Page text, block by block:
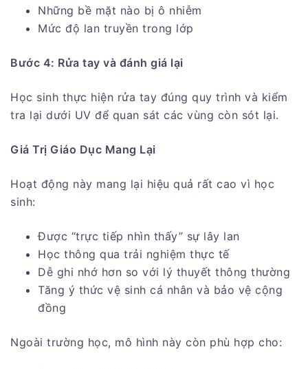
Những bề mặt nào bị ô nhiễm
Mức độ lan truyền trong lớp
Bước 4: Rửa tay và đánh giá lại
Học sinh thực hiện rửa tay đúng quy trình và kiểm
tra lại dưới UV để quan sát các vùng còn sót lại.
Giá Trị Giáo Dục Mang Lại
Hoạt động này mang lại hiệu quả rất cao vì học
sinh:
Được “trực tiếp nhìn thấy” sự lây lan
Học thông qua trải nghiệm thực tế
Dễ ghi nhớ hơn so với lý thuyết thông thường
Tăng ý thức vệ sinh cá nhân và bảo vệ cộng
đồng
Ngoài trường học, mô hình này còn phù hợp cho: